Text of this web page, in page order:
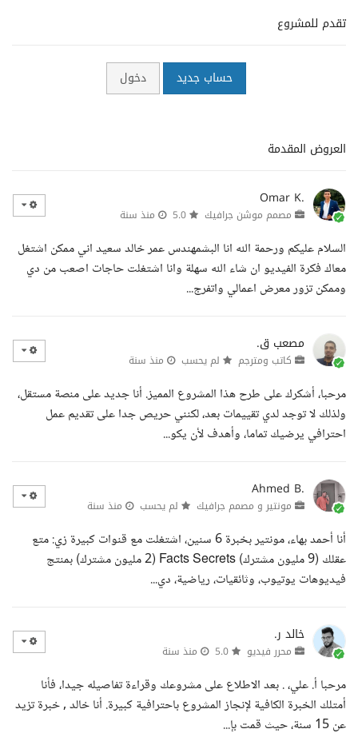
تقدم للمشروع
حساب جديد دخول
العروض المقدمة
Omar K.
مصمم موشن جرافيك منذ سنة
السلام عليكم ورحمة الله انا البشمهندس عمر خالد سعيد اني ممكن اشتغل
معاك فكرة الفيديو ان شاء الله سهلة وانا اشتغلت حاجات اصعب من دي
وممكن تزور معرض اعمالي واتفرج...
مصعب ق.
كاتب ومترجم لم يحسب منذ سنة
مرحبا، أشكرك على طرح هذا المشروع المميز. أنا جديد على منصة مستقل،
ولذلك لا توجد لدي تقييمات بعد، لكنني حريص جدا على تقديم عمل
احترافي يرضيك تماما، وأهدف لأن يكو...
Ahmed B.
مونتير و مصمم جرافيك لم يحسب منذ سنة
أنا أحمد بهاء، مونتير بخبرة 6 سنين، اشتغلت مع قنوات كبيرة زي: متع
عقلك (9 مليون مشترك) Facts Secrets (2 مليون مشترك) بمنتج
فيديوهات يوتيوب، وثائقيات، رياضية، دي...
خالد ر.
محرر فيديو منذ سنة
مرحبا أ. علي، . بعد الاطلاع على مشروعك وقراءة تفاصيله جيدا، فأنا
أمتلك الخبرة الكافية لإنجاز المشروع باحترافية كبيرة. أنا خالد , خبرة تزيد
عن 15 سنة، حيث قمت بإ...